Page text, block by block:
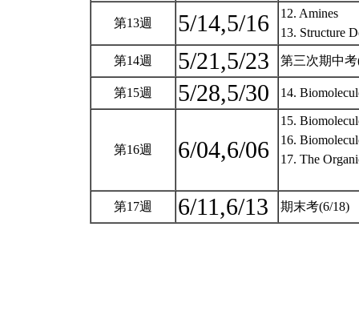
第13週 5/14,5/16
12. Amines
13. Structure
第14週 5/21,5/23 第三次期中
第15週 5/28,5/30 14.
第16週 6/04,6/06
15.
16.
17. The
第17週 6/11,6/13 期末考(6/18)